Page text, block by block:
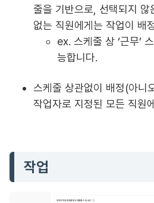
줄을 기반으로, 선택되지 않
없는 직원에게는 작업이 배
ex. 스케줄 상 ‘근무’
능합니다.
스케줄 상관없이 배정(아니
작업자로 지정된 모든 직원
작업